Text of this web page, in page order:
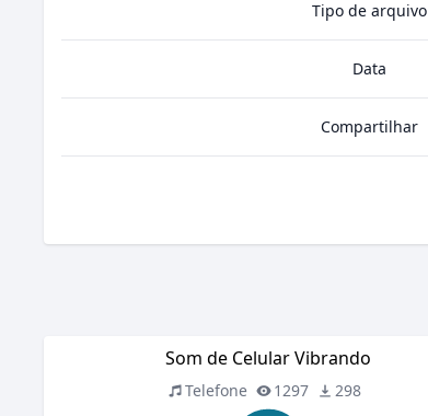
Tipo de arquivo
Data
Compartilhar
Som de Celular Vibrando
Telefone 1297 298